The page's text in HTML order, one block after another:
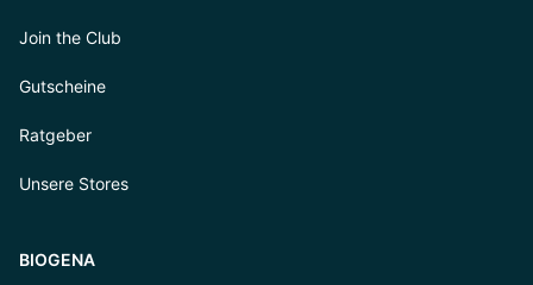
Join the Club
Gutscheine
Ratgeber
Unsere Stores
BIOGENA